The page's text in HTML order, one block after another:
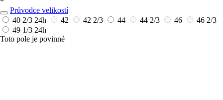
Průvodce velikostí
40 2/3 24h 42 42 2/3 44 44 2/3 46
46 2/3
49 1/3 24h
Toto pole je povinné